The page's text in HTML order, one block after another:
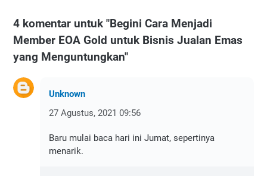
4 komentar untuk "Begini Cara Menjadi
Member EOA Gold untuk Bisnis Jualan Emas
yang Menguntungkan"
Unknown
27 Agustus, 2021 09:56
Baru mulai baca hari ini Jumat, sepertinya
menarik.